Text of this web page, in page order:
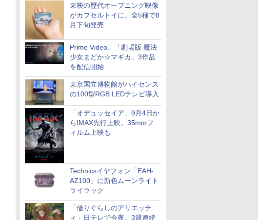
東映の歴代オープニング映像
がカプセルトイに。全5種で8
月下旬発売
Prime Video、「劇場版 魔法
少女まどか☆マギカ」3作品
を配信開始
東京国立博物館がハイセンス
の100型RGB LEDテレビ導入
「オデュッセイア」9月4日か
らIMAX先行上映。35mmフ
ィルム上映も
Technicsイヤフォン「EAH-
AZ100」に新色ムーンライト
ライラック
「借りぐらしのアリエッテ
ィ」日テレで今夜。3週連続